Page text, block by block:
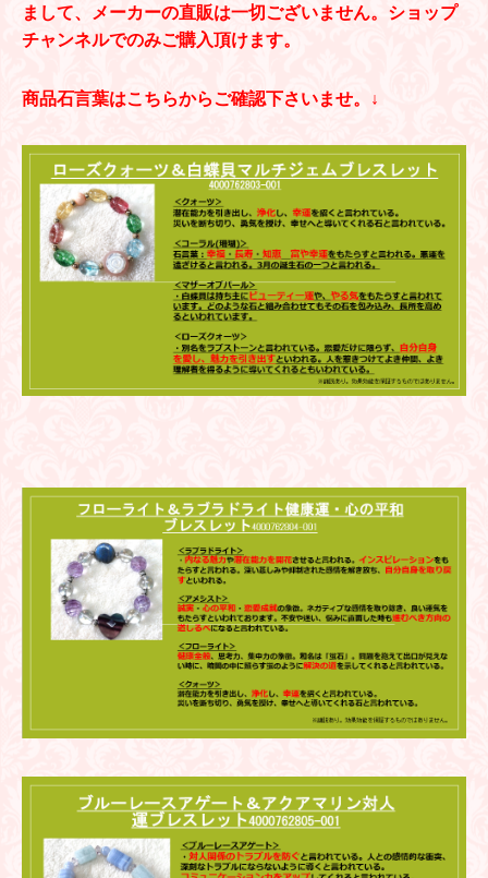
まして、メーカーの直販は一切ございません。ショップ
チャンネルでのみご購入頂けます。
商品石言葉はこちらからご確認下さいませ。↓